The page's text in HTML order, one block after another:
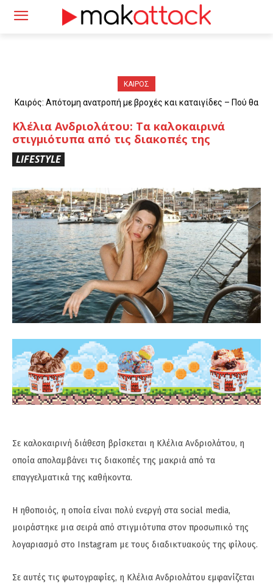
ΚΑΙΡΟΣ
Καιρός: Απότομη ανατροπή με βροχές και καταιγίδες – Πού θα
Κλέλια Ανδριολάτου: Τα καλοκαιρινά
στιγμιότυπα από τις διακοπές της
LIFESTYLE
Σε καλοκαιρινή διάθεση βρίσκεται η Κλέλια Ανδριολάτου, η
οποία απολαμβάνει τις διακοπές της μακριά από τα
επαγγελματικά της καθήκοντα.
Η ηθοποιός, η οποία είναι πολύ ενεργή στα social media,
μοιράστηκε μια σειρά από στιγμιότυπα στον προσωπικό της
λογαριασμό στο Instagram με τους διαδικτυακούς της φίλους.
Σε αυτές τις φωτογραφίες, η Κλέλια Ανδριολάτου εμφανίζεται